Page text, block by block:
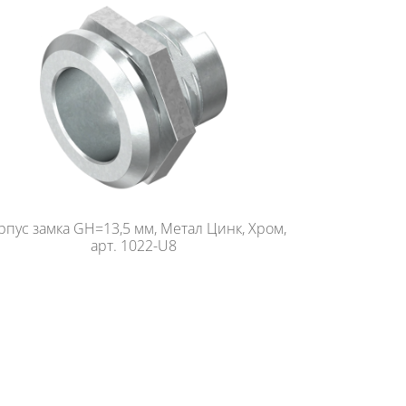
замка GH=13,5 мм, Метал Цинк, Хром,
арт. 1022-U8